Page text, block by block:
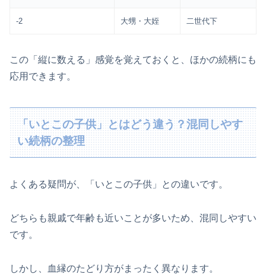
-2 大甥・大姪 二世代下
この「縦に数える」感覚を覚えておくと、ほかの続柄にも
応用できます。
「いとこの子供」とはどう違う？混同しやす
い続柄の整理
よくある疑問が、「いとこの子供」との違いです。
どちらも親戚で年齢も近いことが多いため、混同しやすい
です。
しかし、血縁のたどり方がまったく異なります。